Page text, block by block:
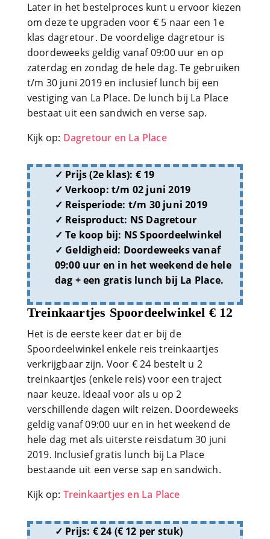
Later in het bestelproces kunt u ervoor kiezen
om deze te upgraden voor € 5 naar een 1e
klas dagretour. De voordelige dagretour is
doordeweeks geldig vanaf 09:00 uur en op
zaterdag en zondag de hele dag. Te gebruiken
t/m 30 juni 2019 en inclusief lunch bij een
vestiging van La Place. De lunch bij La Place
bestaat uit een sandwich en verse sap.
Kijk op: Dagretour en La Place
Prijs (2e klas): € 19
Verkoop: t/m 02 juni 2019
Reisperiode: t/m 30 juni 2019
Reisproduct: NS Dagretour
Te koop bij: NS Spoordeelwinkel
Geldigheid: Doordeweeks vanaf
09:00 uur en in het weekend de hele
dag + een gratis lunch bij La Place.
Treinkaartjes Spoordeelwinkel € 12
Het is de eerste keer dat er bij de
Spoordeelwinkel enkele reis treinkaartjes
verkrijgbaar zijn. Voor € 24 bestelt u 2
treinkaartjes (enkele reis) voor een traject
naar keuze. Ideaal voor als u op 2
verschillende dagen wilt reizen. Doordeweeks
geldig vanaf 09:00 uur en in het weekend de
hele dag met als uiterste reisdatum 30 juni
2019. Inclusief gratis lunch bij La Place
bestaande uit een verse sap en sandwich.
Kijk op: Treinkaartjes en La Place
Prijs: € 24 (€ 12 per stuk)